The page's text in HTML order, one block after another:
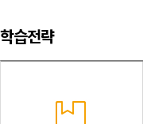
학습전략
상황별, 장